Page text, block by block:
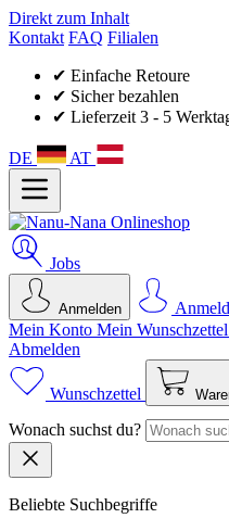
Direkt zum Inhalt
Kontakt FAQ Filialen
✔ Einfache Retoure
✔ Sicher bezahlen
✔ Lieferzeit 3 - 5
DE AT
Jobs
Anmelden
Mein Konto Mein Wunsch­zettel
Abmelden
Wunschzettel
Wonach suchst du?
Beliebte Suchbegriffe